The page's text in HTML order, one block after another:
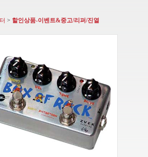
> 할인상품-이벤트&중고/리퍼/진열